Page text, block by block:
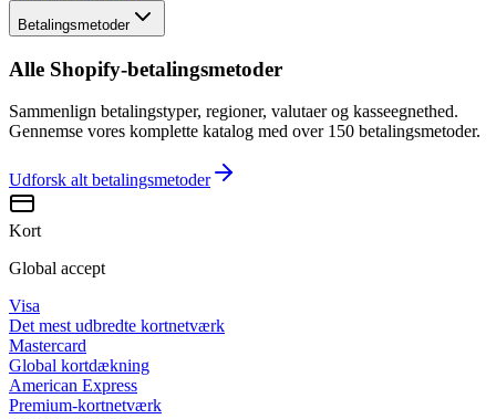
Betalingsmetoder
Alle Shopify-betalingsmetoder
Sammenlign betalingstyper, regioner, valutaer og kasseegnethed.
Gennemse vores komplette katalog med over 150 betalingsmetoder.
Udforsk alt betalingsmetoder
Kort
Global accept
Visa
Det mest udbredte kortnetværk
Mastercard
Global kortdækning
American Express
Premium-kortnetværk